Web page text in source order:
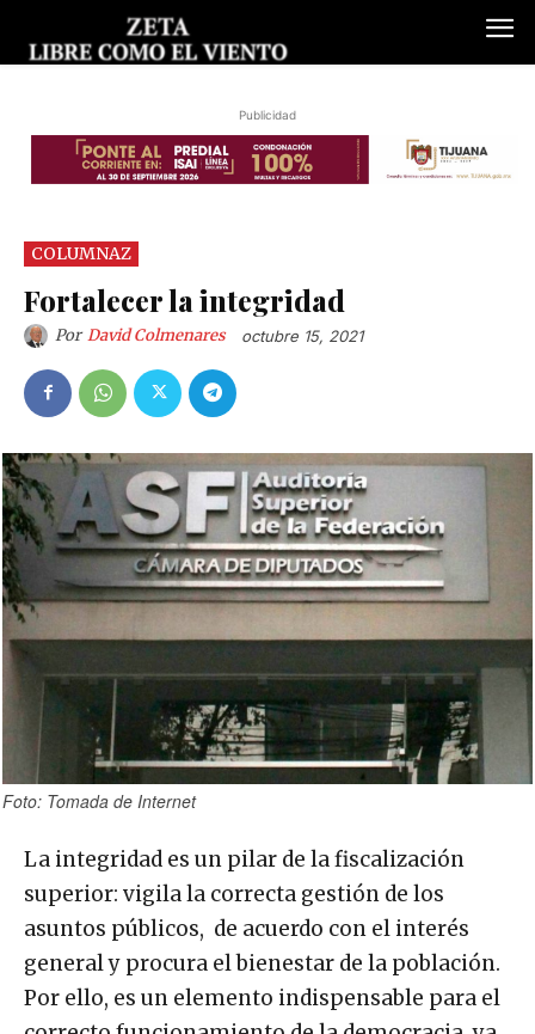
Publicidad
COLUMNAZ
Fortalecer la integridad
Por David Colmenares octubre 15, 2021
Foto: Tomada de Internet
La integridad es un pilar de la fiscalización
superior: vigila la correcta gestión de los
asuntos públicos, de acuerdo con el interés
general y procura el bienestar de la población.
Por ello, es un elemento indispensable para el